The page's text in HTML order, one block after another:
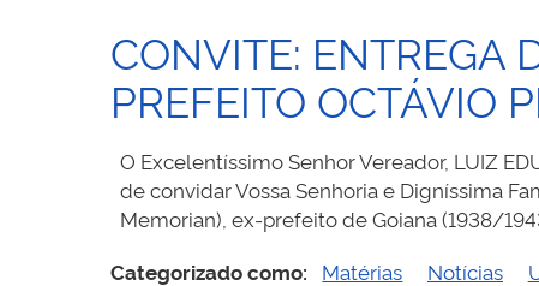
CONVITE: ENTREGA
PREFEITO OCTÁVIO
O Excelentíssimo Senhor Vereador, LUIZ
de convidar Vossa Senhoria e Digníssima
Memorian), ex-prefeito de Goiana (1938/
Categorizado como: Matérias Notícias